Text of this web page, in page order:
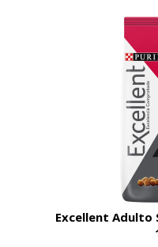
Excellent Adulto